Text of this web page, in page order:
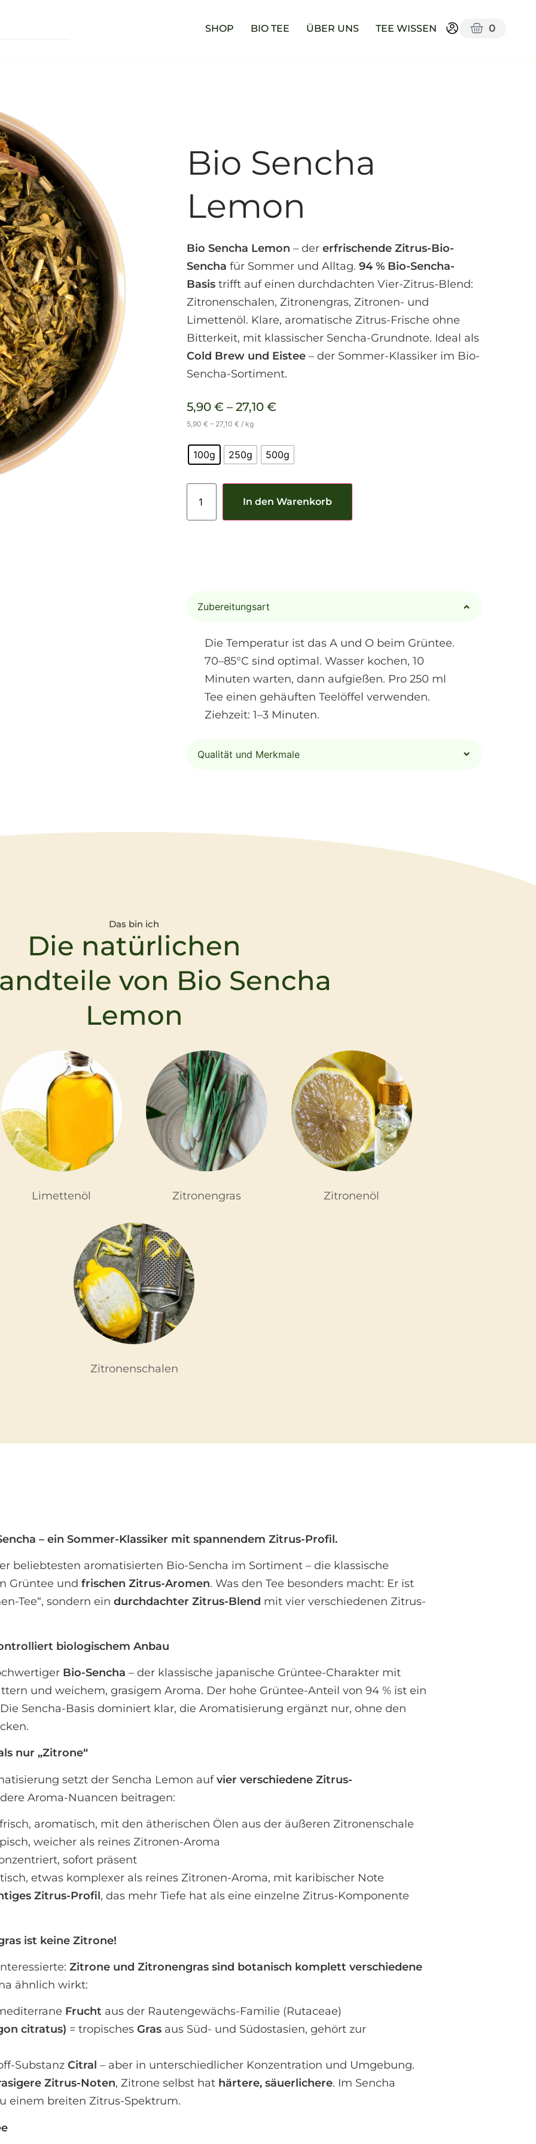
SHOP BIO TEE ÜBER UNS TEE WISSEN 0
Bio Sencha
Lemon
Bio Sencha Lemon – der erfrischende Zitrus-Bio-
Sencha für Sommer und Alltag. 94 % Bio-Sencha-
Basis trifft auf einen durchdachten Vier-Zitrus-Blend:
Zitronenschalen, Zitronengras, Zitronen- und
Limettenöl. Klare, aromatische Zitrus-Frische ohne
Bitterkeit, mit klassischer Sencha-Grundnote. Ideal als
Cold Brew und Eistee – der Sommer-Klassiker im Bio-
Sencha-Sortiment.
5,90 € – 27,10 €
5,90 € – 27,10 € / kg
100g 250g 500g
In den Warenkorb
Zubereitungsart
Die Temperatur ist das A und O beim Grüntee.
70–85°C sind optimal. Wasser kochen, 10
Minuten warten, dann aufgießen. Pro 250 ml
Tee einen gehäuften Teelöffel verwenden.
Ziehzeit: 1–3 Minuten.
Qualität und Merkmale
Das bin ich
Die natürlichen
von Bio Sencha
Lemon
Limettenöl Zitronengras Zitronenöl
Zitronenschalen
– ein Sommer-Klassiker mit spannendem Zitrus-Profil.
beliebtesten aromatisierten Bio-Sencha im Sortiment – die klassische
Grüntee und frischen Zitrus-Aromen. Was den Tee besonders macht: Er ist
Tee“, sondern ein durchdachter Zitrus-Blend mit vier verschiedenen Zitrus-
biologischem Anbau
Bio-Sencha – der klassische japanische Grüntee-Charakter mit
und weichem, grasigem Aroma. Der hohe Grüntee-Anteil von 94 % ist ein
Sencha-Basis dominiert klar, die Aromatisierung ergänzt nur, ohne den
nur „Zitrone“
setzt der Sencha Lemon aufvier verschiedene Zitrus-
Aroma-Nuancen beitragen:
aromatisch, mit den ätherischen Ölen aus der äußeren Zitronenschale
weicher als reines Zitronen-Aroma
sofort präsent
etwas komplexer als reines Zitronen-Aroma, mit karibischer Note
Zitrus-Profil, das mehr Tiefe hat als eine einzelne Zitrus-Komponente
ist keine Zitrone!
Zitrone und Zitronengras sind botanisch komplett verschiedene
ähnlich wirkt:
Frucht aus der Rautengewächs-Familie (Rutaceae)
citratus) = tropisches Gras aus Süd- und Südostasien, gehört zur
Substanz Citral – aber in unterschiedlicher Konzentration und Umgebung.
Zitrus-Noten, Zitrone selbst hat härtere, säuerlichere. Im Sencha
einem breiten Zitrus-Spektrum.